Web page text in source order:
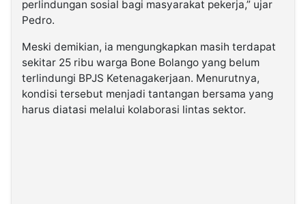
perlindungan sosial bagi masyarakat pekerja,” ujar
Pedro.
Meski demikian, ia mengungkapkan masih terdapat
sekitar 25 ribu warga Bone Bolango yang belum
terlindungi BPJS Ketenagakerjaan. Menurutnya,
kondisi tersebut menjadi tantangan bersama yang
harus diatasi melalui kolaborasi lintas sektor.